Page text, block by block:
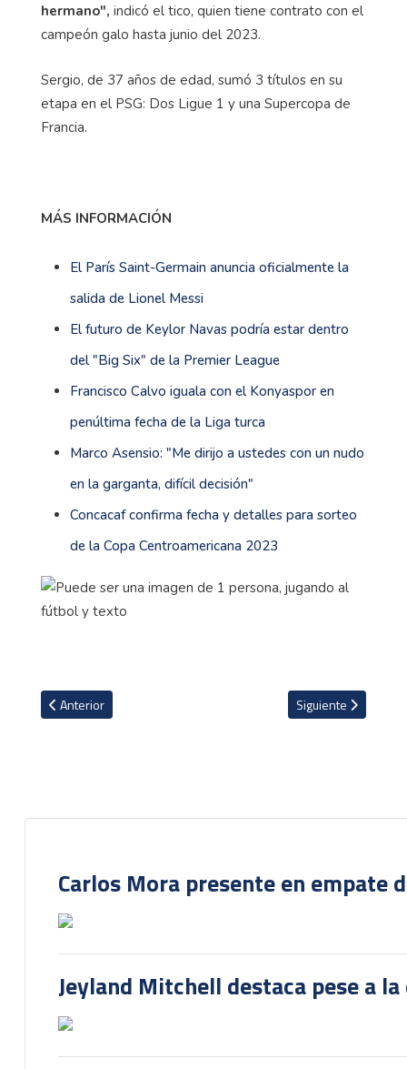
hermano", indicó el tico, quien tiene contrato con el
campeón galo hasta junio del 2023.
Sergio, de 37 años de edad, sumó 3 títulos en su
etapa en el PSG: Dos Ligue 1 y una Supercopa de
Francia.
MÁS INFORMACIÓN
El París Saint-Germain anuncia oficialmente la
salida de Lionel Messi
El futuro de Keylor Navas podría estar dentro
del "Big Six" de la Premier League
Francisco Calvo iguala con el Konyaspor en
penúltima fecha de la Liga turca
Marco Asensio: "Me dirijo a ustedes con un nudo
en la garganta, difícil decisión"
Concacaf confirma fecha y detalles para sorteo
de la Copa Centroamericana 2023
Artículo anterior: La publicación de Joaquim Batica con Joel
Anterior Artículo siguiente:
Siguiente
Carlos Mora presente en empate
Jeyland Mitchell destaca pese a